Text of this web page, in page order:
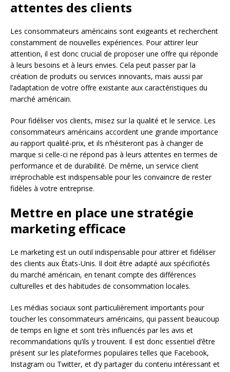
attentes des clients
Les consommateurs américains sont exigeants et recherchent
constamment de nouvelles expériences. Pour attirer leur
attention, il est donc crucial de proposer une offre qui réponde
à leurs besoins et à leurs envies. Cela peut passer par la
création de produits ou services innovants, mais aussi par
l’adaptation de votre offre existante aux caractéristiques du
marché américain.
Pour fidéliser vos clients, misez sur la qualité et le service. Les
consommateurs américains accordent une grande importance
au rapport qualité-prix, et ils n’hésiteront pas à changer de
marque si celle-ci ne répond pas à leurs attentes en termes de
performance et de durabilité. De même, un service client
irréprochable est indispensable pour les convaincre de rester
fidèles à votre entreprise.
Mettre en place une stratégie
marketing efficace
Le marketing est un outil indispensable pour attirer et fidéliser
des clients aux États-Unis. Il doit être adapté aux spécificités
du marché américain, en tenant compte des différences
culturelles et des habitudes de consommation locales.
Les médias sociaux sont particulièrement importants pour
toucher les consommateurs américains, qui passent beaucoup
de temps en ligne et sont très influencés par les avis et
recommandations qu’ils y trouvent. Il est donc essentiel d’être
présent sur les plateformes populaires telles que Facebook,
Instagram ou Twitter, et d’y partager du contenu intéressant et